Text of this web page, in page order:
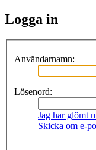
Logga in
Användarnamn:
Lösenord:
Jag har glömt
Skicka om e-